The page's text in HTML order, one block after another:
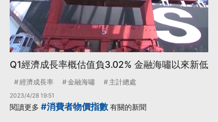
Q1經濟成長率概估值負3.02% 金融海嘯以來新低
經濟成長率 金融海嘯 主計總處
2023/4/28 19:51
閱讀更多 #消費者物價指數 有關的新聞